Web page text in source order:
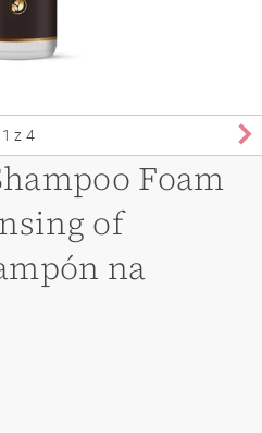
1 z 4
Foam
of
na